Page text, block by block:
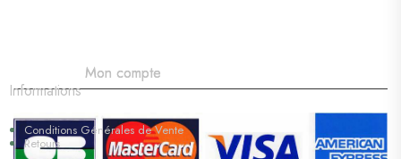
Mon compte
Informations
Conditions Générales de Vente
Retours